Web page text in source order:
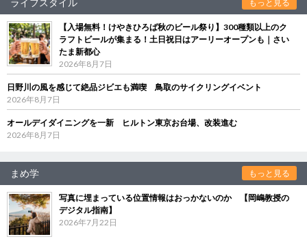
もっと見る
【入場無料！けやきひろば秋のビール祭り】300種類以上のク
ラフトビールが集まる！土日祝日はアーリーオープンも｜さい
たま新都心
2026年8月7日
日野川の風を感じて絶品ジビエも満喫 鳥取のサイクリングイベント
2026年8月7日
オールデイダイニングを一新 ヒルトン東京お台場、改装進む
2026年8月7日
まめ学 もっと見る
写真に埋まっている位置情報はおっかないのか 【岡嶋教授の
デジタル指南】
2026年7月22日